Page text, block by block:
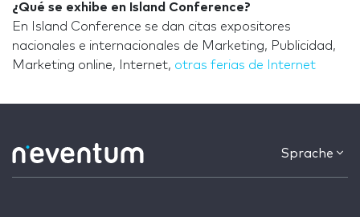
¿Qué se exhibe en Island Conference?
En Island Conference se dan citas expositores
nacionales e internacionales de Marketing, Publicidad,
Marketing online, Internet, otras ferias de Internet
Sprache